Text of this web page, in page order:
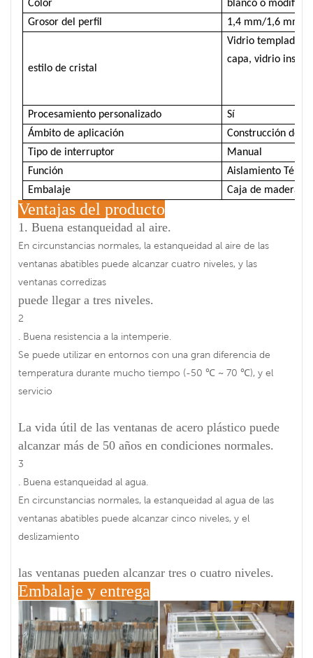
Color
blanco o
Grosor del perfil
1,4 mm/1,6 mm/
estilo de cristal
Vidrio templado
capa, vidrio
Procesamiento personalizado
Sí
Ámbito de aplicación
Construcción de
Tipo de interruptor
Manual
Función
Aislamiento
Embalaje
Caja de madera
Ventajas del producto
1. Buena estanqueidad al aire.
En circunstancias normales, la estanqueidad al aire de las
ventanas abatibles puede alcanzar cuatro niveles, y las
ventanas corredizas
puede llegar a tres niveles.
2
. Buena resistencia a la intemperie.
Se puede utilizar en entornos con una gran diferencia de
temperatura durante mucho tiempo (-50 ℃ ~ 70 ℃), y el
servicio
La vida útil de las ventanas de acero plástico puede
alcanzar más de 50 años en condiciones normales.
3
. Buena estanqueidad al agua.
En circunstancias normales, la estanqueidad al agua de las
ventanas abatibles puede alcanzar cinco niveles, y el
deslizamiento
las ventanas pueden alcanzar tres o cuatro niveles.
Embalaje y entrega